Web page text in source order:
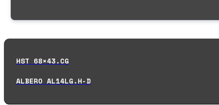
HST 68×43.CG
ALBERO AL14LG.H-D